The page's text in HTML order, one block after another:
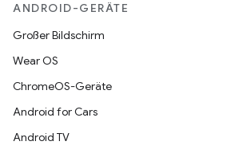
ANDROID-GERÄTE
Großer Bildschirm
Wear OS
ChromeOS-Geräte
Android for Cars
Android TV